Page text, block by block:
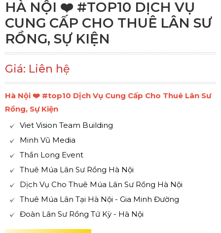
HÀ NỘI ❤️️ #TOP10 DỊCH VỤ
CUNG CẤP CHO THUÊ LÂN SƯ
RỒNG, SỰ KIỆN
Giá: Liên hệ
Hà Nội ❤️️ #top10 Dịch Vụ Cung Cấp Cho Thuê Lân Sư
Rồng, Sự Kiện
Viet Vision Team Building
Minh Vũ Media
Thần Long Event
Thuê Múa Lân Sư Rồng Hà Nội
Dịch Vụ Cho Thuê Múa Lân Sư Rồng Hà Nội
Thuê Múa Lân Tại Hà Nội - Gia Minh Đường
Đoàn Lân Sư Rồng Tứ Kỳ - Hà Nội